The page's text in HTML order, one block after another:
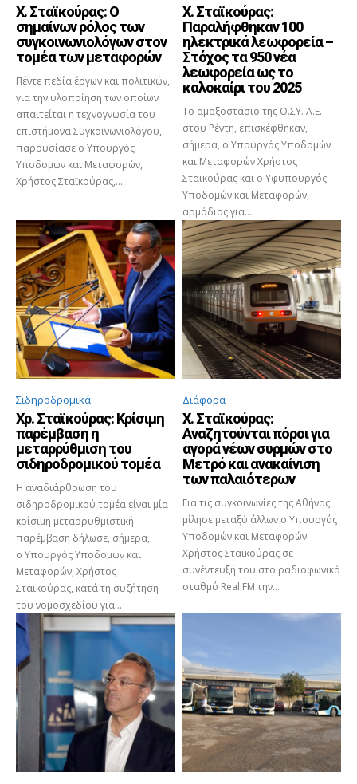
Χ. Σταϊκούρας: Ο
σημαίνων ρόλος των
συγκοινωνιολόγων στον
τομέα των μεταφορών
Πέντε πεδία έργων και πολιτικών,
για την υλοποίηση των οποίων
απαιτείται η τεχνογνωσία του
επιστήμονα Συγκοινωνιολόγου,
παρουσίασε ο Υπουργός
Υποδομών και Μεταφορών,
Χρήστος Σταϊκούρας,...
Χ. Σταϊκούρας:
Παραλήφθηκαν 100
ηλεκτρικά λεωφορεία –
Στόχος τα 950 νέα
λεωφορεία ως το
καλοκαίρι του 2025
Το αμαξοστάσιο της Ο.ΣΥ. Α.Ε.
στου Ρέντη, επισκέφθηκαν,
σήμερα, ο Υπουργός Υποδομών
και Μεταφορών Χρήστος
Σταϊκούρας και ο Υφυπουργός
Υποδομών και Μεταφορών,
αρμόδιος για...
Σιδηροδρομικά
Χρ. Σταϊκούρας: Κρίσιμη
παρέμβαση η
μεταρρύθμιση του
σιδηροδρομικού τομέα
Η αναδιάρθρωση του
σιδηροδρομικού τομέα είναι μία
κρίσιμη μεταρρυθμιστική
παρέμβαση δήλωσε, σήμερα,
ο Υπουργός Υποδομών και
Μεταφορών, Χρήστος
Σταϊκούρας, κατά τη συζήτηση
του νομοσχεδίου για...
Διάφορα
Χ. Σταϊκούρας:
Αναζητούνται πόροι για
αγορά νέων συρμών στο
Μετρό και ανακαίνιση
των παλαιότερων
Για τις συγκοινωνίες της Αθήνας
μίλησε μεταξύ άλλων ο Υπουργός
Υποδομών και Μεταφορών
Χρήστος Σταϊκούρας σε
συνέντευξή του στο ραδιοφωνικό
σταθμό Real FM την...